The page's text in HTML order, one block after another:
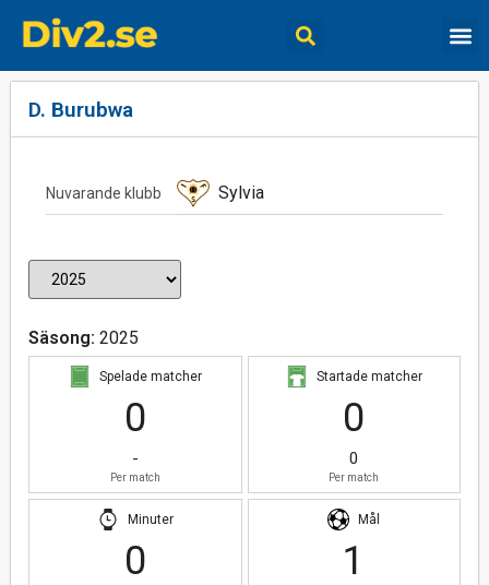
D. Burubwa
Nuvarande klubb Sylvia
Säsong: 2025
Spelade matcher
0
-
Per match
Startade matcher
0
0
Per match
Minuter
0
Mål
1